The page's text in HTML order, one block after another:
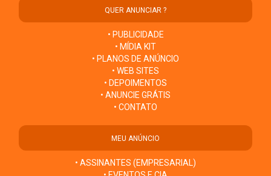
QUER ANUNCIAR ?
• PUBLICIDADE
• MÍDIA KIT
• PLANOS DE ANÚNCIO
• WEB SITES
• DEPOIMENTOS
• ANUNCIE GRÁTIS
• CONTATO
MEU ANÚNCIO
• ASSINANTES (EMPRESARIAL)